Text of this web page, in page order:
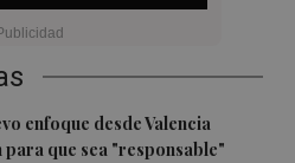
enfoque desde Valencia
que sea "responsable"